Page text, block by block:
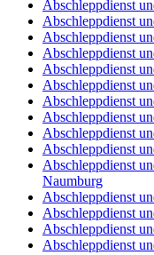
Abschleppdienst
Abschleppdienst
Abschleppdienst
Abschleppdienst
Abschleppdienst
Abschleppdienst
Abschleppdienst
Abschleppdienst
Abschleppdienst
Abschleppdienst
Abschleppdienst
Naumburg
Abschleppdienst
Abschleppdienst
Abschleppdienst
Abschleppdienst